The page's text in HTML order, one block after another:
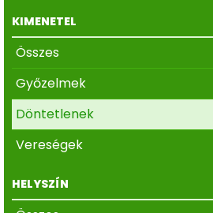
KIMENETEL
Összes
Győzelmek
Döntetlenek
Vereségek
HELYSZÍN